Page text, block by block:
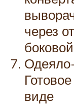
через
виде